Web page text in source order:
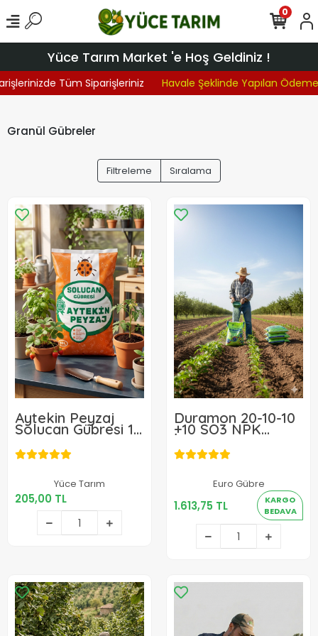
Yüce Tarım Market 'e Hoş Geldiniz !
Tüm Siparişleriniz Havale Şeklinde Yapılan
0
Granül Gübreler
Filtreleme Sıralama
Aytekin Peyzaj
Solucan Gübresi 10
L
Yüce Tarım
205,00 TL
205,00 TL
Sepete Ekle
Duramon 20-10-10
+10 SO3 NPK
İnhibitörlü Yeşil -
Akıllı Gübre 25 Kg
Euro Gübre
1.613,75 TL
KARGO
BEDAVA
1.613,75 TL
Sepete Ekle